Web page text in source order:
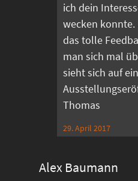
ich dein
wecken
das tolle
man sich mal
sieht sich auf
Thomas
29. April 2017
Alex Baumann